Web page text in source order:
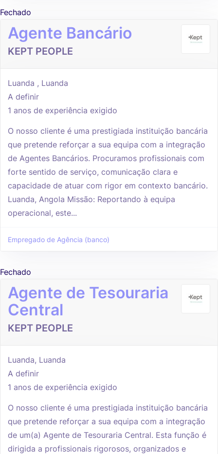
Fechado
Agente Bancário
KEPT PEOPLE
Luanda , Luanda
A definir
1 anos de experiência exigido
O nosso cliente é uma prestigiada instituição bancária
que pretende reforçar a sua equipa com a integração
de Agentes Bancários. Procuramos profissionais com
forte sentido de serviço, comunicação clara e
capacidade de atuar com rigor em contexto bancário.
Luanda, Angola Missão: Reportando à equipa
operacional, este...
Empregado de Agência (banco)
Fechado
Agente de Tesouraria
Central
KEPT PEOPLE
Luanda, Luanda
A definir
1 anos de experiência exigido
O nosso cliente é uma prestigiada instituição bancária
que pretende reforçar a sua equipa com a integração
de um(a) Agente de Tesouraria Central. Esta função é
dirigida a profissionais rigorosos, organizados e